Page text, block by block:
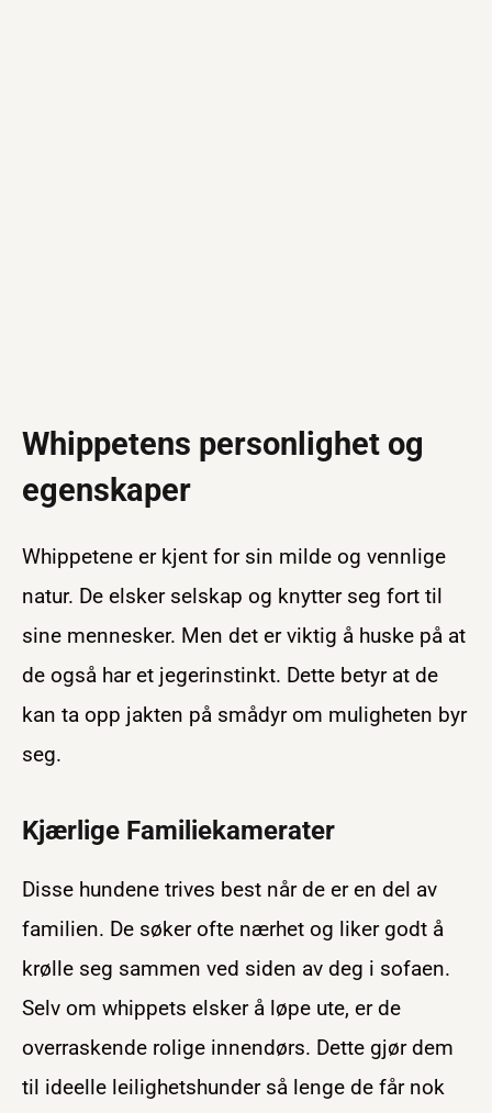
Whippetens personlighet og
egenskaper
Whippetene er kjent for sin milde og vennlige
natur. De elsker selskap og knytter seg fort til
sine mennesker. Men det er viktig å huske på at
de også har et jegerinstinkt. Dette betyr at de
kan ta opp jakten på smådyr om muligheten byr
seg.
Kjærlige Familiekamerater
Disse hundene trives best når de er en del av
familien. De søker ofte nærhet og liker godt å
krølle seg sammen ved siden av deg i sofaen.
Selv om whippets elsker å løpe ute, er de
overraskende rolige innendørs. Dette gjør dem
til ideelle leilighetshunder så lenge de får nok